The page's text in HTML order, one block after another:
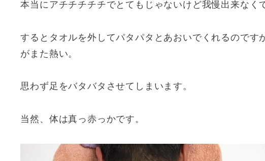
本当にアチチチチチでとてもじゃないけど我慢出来なく
するとタオルを外してパタパタとあおいでくれるので
がまた熱い。
思わず足をバタバタさせてしまいます。
当然、体は真っ赤っかです。